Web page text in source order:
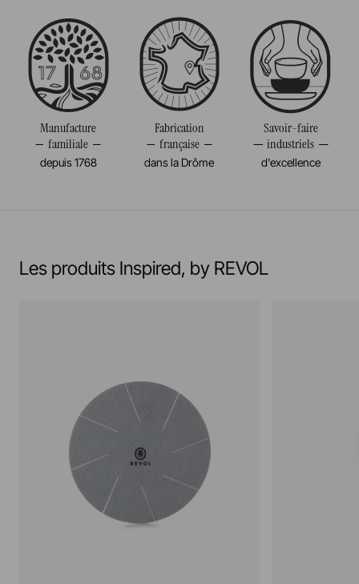
Poids 0,120KG
Manufacture
familiale
depuis 1768
Fabrication
française
dans la Drôme
Savoir-faire
industriels
d'excellence
Les produits Inspired, by REVOL